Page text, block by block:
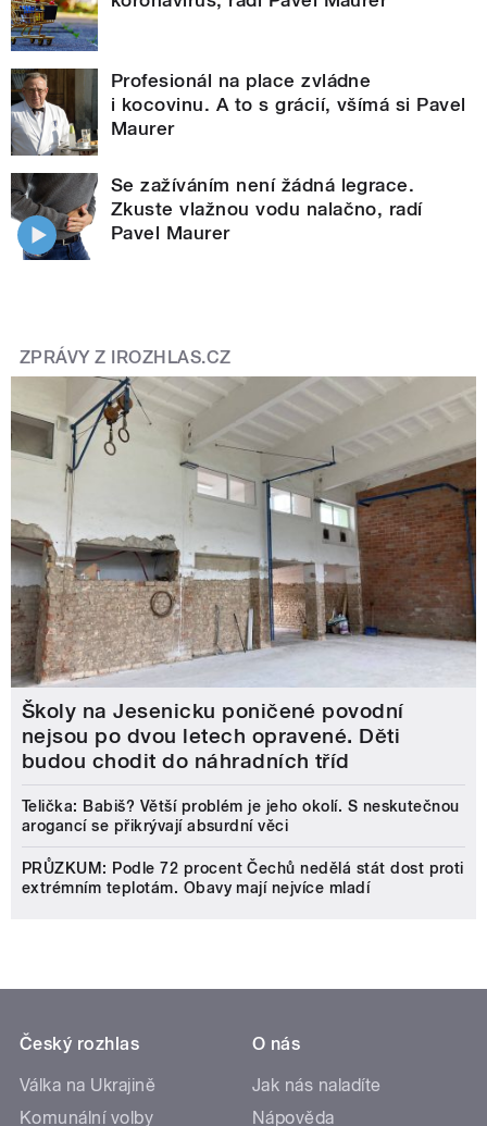
Profesionál na place zvládne
i kocovinu. A to s grácií, všímá si Pavel
Maurer
Se zažíváním není žádná legrace.
Zkuste vlažnou vodu nalačno, radí
Pavel Maurer
ZPRÁVY Z IROZHLAS.CZ
Školy na Jesenicku poničené povodní
nejsou po dvou letech opravené. Děti
budou chodit do náhradních tříd
Telička: Babiš? Větší problém je jeho okolí. S neskutečnou
arogancí se přikrývají absurdní věci
PRŮZKUM: Podle 72 procent Čechů nedělá stát dost proti
extrémním teplotám. Obavy mají nejvíce mladí
Český rozhlas
Válka na Ukrajině
Komunální volby
O nás
Jak nás naladíte
Nápověda